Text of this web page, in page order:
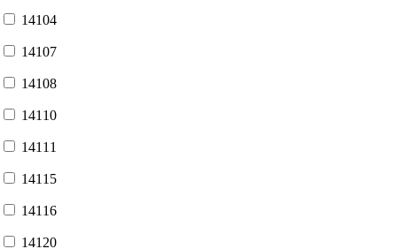
14104
14107
14108
14110
14111
14115
14116
14120